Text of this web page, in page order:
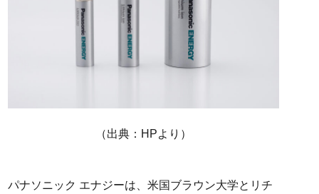
（出典：HPより）
パナソニック エナジーは、米国ブラウン大学とリチ